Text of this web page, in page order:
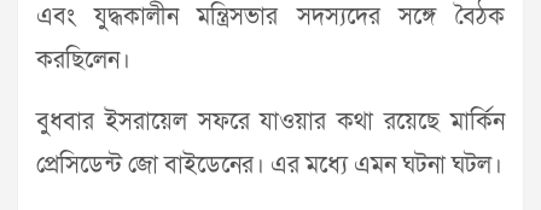
এবং যুদ্ধকালীন মন্ত্রিসভার সদস্যদের সঙ্গে বৈঠক
করছিলেন।
বুধবার ইসরায়েল সফরে যাওয়ার কথা রয়েছে মার্কিন
প্রেসিডেন্ট জো বাইডেনের। এর মধ্যে এমন ঘটনা ঘটল।